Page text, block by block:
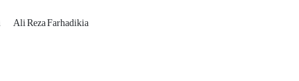
Ali Reza Farhadikia